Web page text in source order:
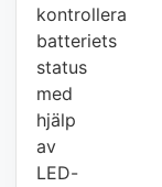
kontrollera
batteriets
status
med
hjälp
av
LED-